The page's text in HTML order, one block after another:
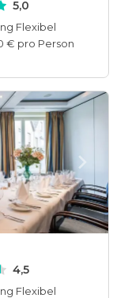
5,0
Flexibel
€ pro Person
4,5
Flexibel